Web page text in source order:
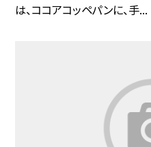
は、ココアコッペパンに、手...